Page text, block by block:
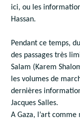
ici, ou les
Hassan.
Pendant ce temps,
des passages très
Salam (Karem
les volumes de
dernières
Jacques Salles.
A Gaza, l’art comme